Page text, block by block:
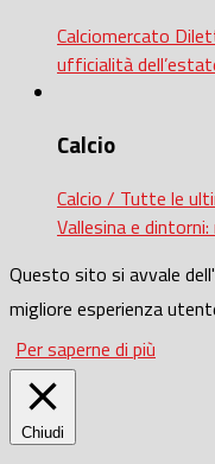
Calciomercato
ufficialità
Calcio
Calcio / Tutte le
Vallesina e
Questo sito si avvale
migliore esperienza
Per saperne di più
Chiudi